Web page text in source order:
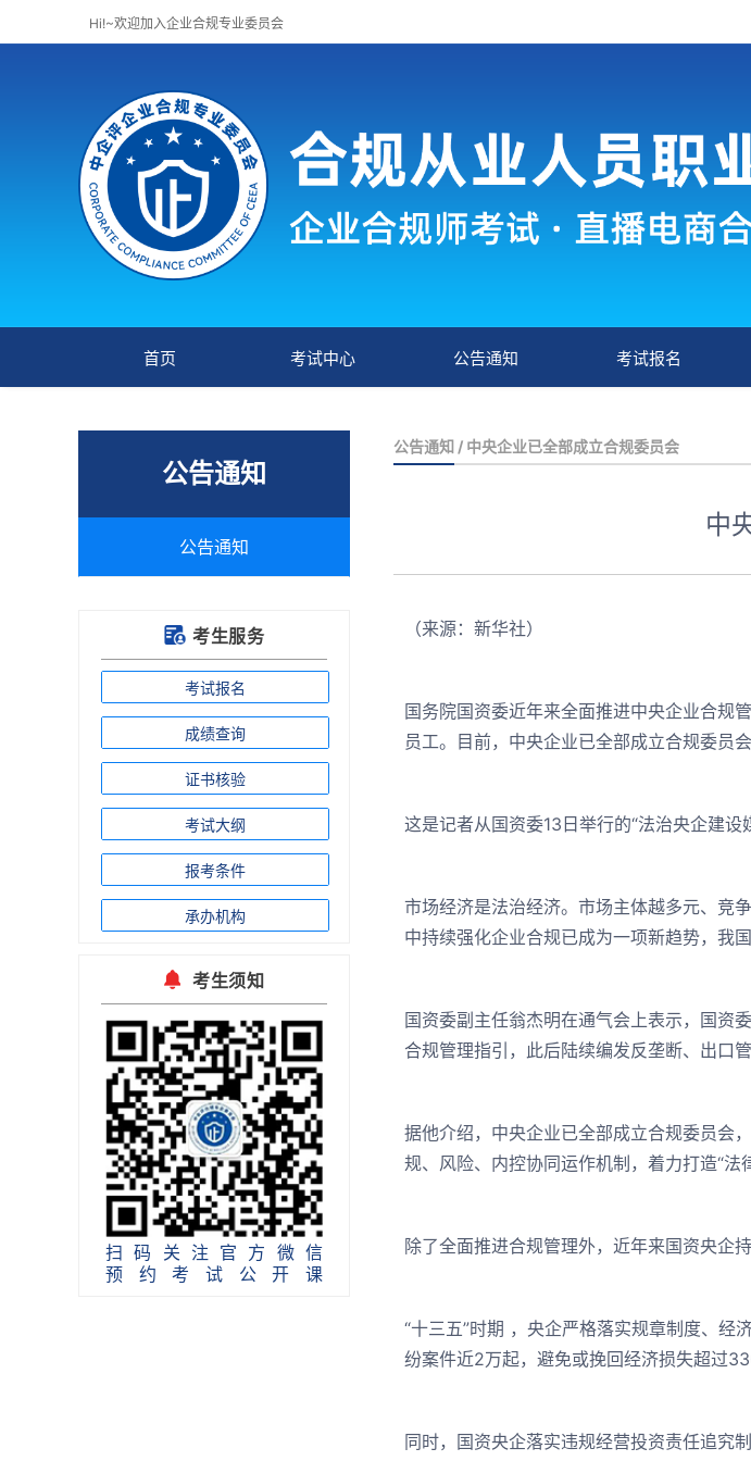
Hi!~欢迎加入企业合规专业委员会
首页 考试中心 公告通知 考试报名
公告通知
公告通知
考生服务
考试报名
成绩查询
证书核验
考试大纲
报考条件
承办机构
考生须知
扫码关注官方微信
预约考试公开课
公告通知 / 中央企业已全部成立合规委员会
中
（来源：新华社）
国务院国资委近年来全面推进中央企业合规
员工。目前，中央企业已全部成立合规委员会
这是记者从国资委13日举行的“法治央企建设
市场经济是法治经济。市场主体越多元、竞
中持续强化企业合规已成为一项新趋势，我
国资委副主任翁杰明在通气会上表示，国资
合规管理指引，此后陆续编发反垄断、出口
据他介绍，中央企业已全部成立合规委员会
规、风险、内控协同运作机制，着力打造“法
除了全面推进合规管理外，近年来国资央企
“十三五”时期 ，央企严格落实规章制度、经
纷案件近2万起，避免或挽回经济损失超过
同时，国资央企落实违规经营投资责任追究